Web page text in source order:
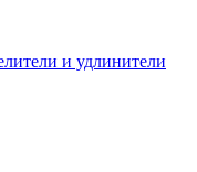
и удлинители